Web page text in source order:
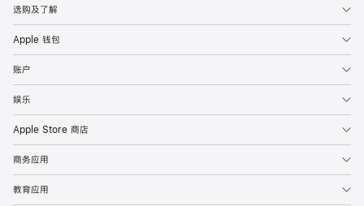
选购及了解
Apple 钱包
账户
娱乐
Apple Store 商店
商务应用
教育应用